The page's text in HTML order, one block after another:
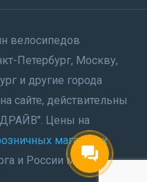
велосипедов
Петербург, Москву,
и другие города
сайте, действительны
Цены на
магазинах
и России могут